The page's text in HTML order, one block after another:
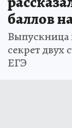
баллов
Выпускница
секрет двух
ЕГЭ